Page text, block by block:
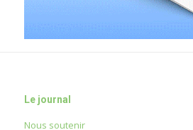
Le journal
Nous soutenir